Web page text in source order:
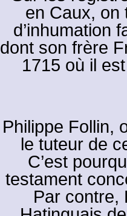
en Caux, on
d’inhumation
dont son frère
1715 où il
Philippe Follin,
le tuteur de
C’est
testament
Par contre,